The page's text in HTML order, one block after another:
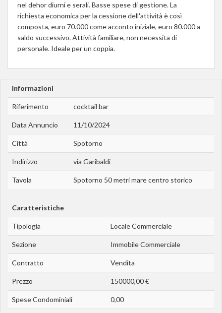
nel dehor diurni e serali. Basse spese di gestione. La
richiesta economica per la cessione dell'attività è così
composta, euro 70.000 come acconto iniziale, euro 80.000 a
saldo successivo. Attività familiare, non necessita di
personale. Ideale per un coppia.
Informazioni
Riferimento cocktail bar
Data Annuncio 11/10/2024
Città Spotorno
Indirizzo via Garibaldi
Tavola Spotorno 50 metri mare centro storico
Caratteristiche
Tipologia Locale Commerciale
Sezione Immobile Commerciale
Contratto Vendita
Prezzo 150000,00 €
Spese Condominiali 0,00